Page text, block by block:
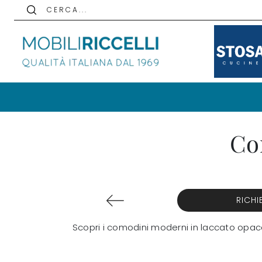
C E R C A . . .
Scopri i comodini moderni in laccato